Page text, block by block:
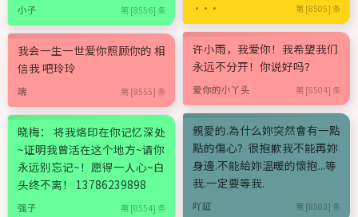
小子 第 [8556] 条
我会一生一世爱你照顾你的 相
信我 吧玲玲
端 第 [8555] 条
晓梅： 将我烙印在你记忆深处
~证明我曾活在这个地方~请你
永远别忘记~！愿得一人心~白
头终不离！ 13786239898
强子 第 [8554] 条
··· 第 [8505] 条
许小雨，我爱你！我希望我们
永远不分开！你说好吗？
爱你的小丫头 第 [8504] 条
親愛的.為什么妳突然會有一點
點的傷心？很抱歉我不能再妳
身邊.不能給妳溫暖的懷抱...等
我.一定要等我.
吖鉦 第 [8503] 条